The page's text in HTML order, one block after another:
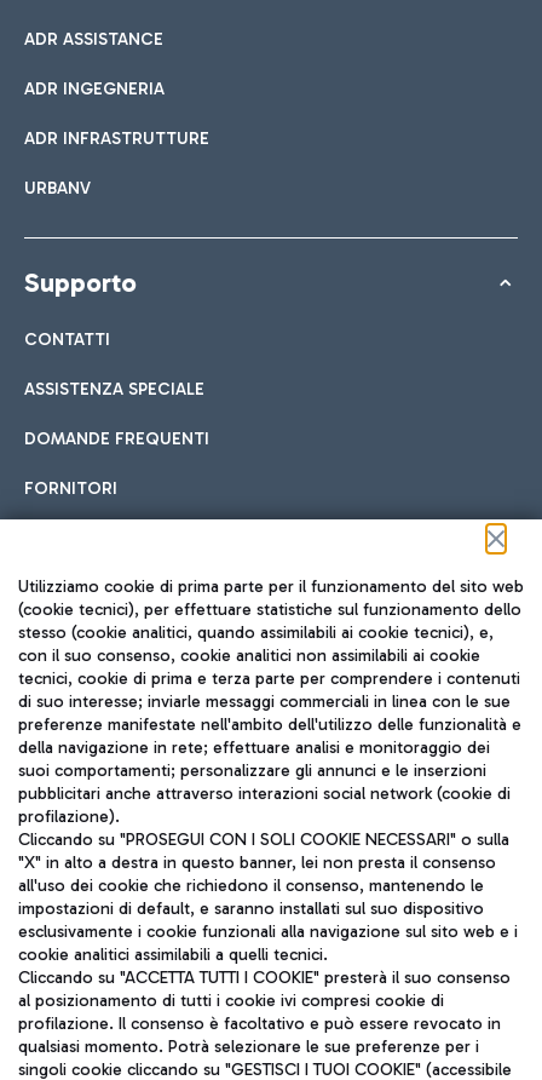
ADR ASSISTANCE
ADR INGEGNERIA
ADR INFRASTRUTTURE
URBANV
Supporto
CONTATTI
ASSISTENZA SPECIALE
DOMANDE FREQUENTI
FORNITORI
Seguici sui social
TRAVEL JOURNAL
ITA
Aeroporti di Roma S.p.A. - Società soggetta a direzione e
coordinamento di Mundys S.p.A.
Codice fiscale e Registro delle Imprese di Roma 13032990155 P.
IVA 06572251004
Capitale sociale 62.224.743,00 int. vers.
Utilizziamo cookie di prima parte per il funzionamento del sito web
(cookie tecnici), per effettuare statistiche sul funzionamento dello
stesso (cookie analitici, quando assimilabili ai cookie tecnici), e,
con il suo consenso, cookie analitici non assimilabili ai cookie
tecnici, cookie di prima e terza parte per comprendere i contenuti
di suo interesse; inviarle messaggi commerciali in linea con le sue
preferenze manifestate nell'ambito dell'utilizzo delle funzionalità e
della navigazione in rete; effettuare analisi e monitoraggio dei
suoi comportamenti; personalizzare gli annunci e le inserzioni
pubblicitari anche attraverso interazioni social network (cookie di
profilazione).
Cliccando su "PROSEGUI CON I SOLI COOKIE NECESSARI" o sulla
"X" in alto a destra in questo banner, lei non presta il consenso
all'uso dei cookie che richiedono il consenso, mantenendo le
impostazioni di default, e saranno installati sul suo dispositivo
esclusivamente i cookie funzionali alla navigazione sul sito web e i
cookie analitici assimilabili a quelli tecnici.
Cliccando su "ACCETTA TUTTI I COOKIE" presterà il suo consenso
al posizionamento di tutti i cookie ivi compresi cookie di
profilazione. Il consenso è facoltativo e può essere revocato in
qualsiasi momento. Potrà selezionare le sue preferenze per i
singoli cookie cliccando su "GESTISCI I TUOI COOKIE" (accessibile